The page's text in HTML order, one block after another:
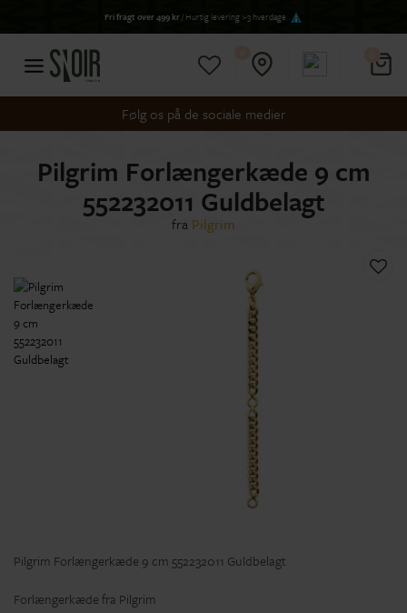
Fri fragt over 499 kr/ Hurtig levering 1-3 hverdage
Følg os på de sociale medier
Pilgrim Forlængerkæde 9 cm
552232011 Guldbelagt
fra Pilgrim
Pilgrim Forlængerkæde 9 cm 552232011 Guldbelagt
Forlængerkæde fra Pilgrim